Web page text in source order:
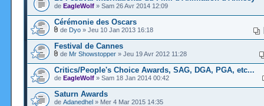
de EagleWolf » Sam 26 Avr 2014 12:09
Cérémonie des Oscars
de Dyo » Jeu 10 Jan 2013 16:18
Festival de Cannes
de Mr Showstopper » Jeu 19 Avr 2012 11:28
Critics/People's Choice Awards, SAG, DGA, PGA, etc...
de EagleWolf » Sam 18 Jan 2014 00:42
Saturn Awards
de Adanedhel » Mer 4 Mar 2015 14:35